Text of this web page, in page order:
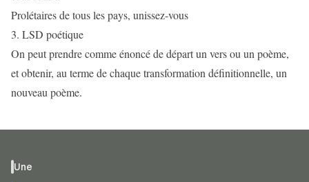
Prolétaires de tous les pays, unissez-vous
3. LSD poétique
On peut prendre comme énoncé de départ un vers ou un poème,
et obtenir, au terme de chaque transformation définitionnelle, un
nouveau poème.
Une